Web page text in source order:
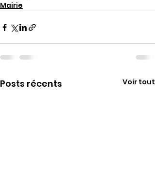
Mairie
Posts récents Voir tout